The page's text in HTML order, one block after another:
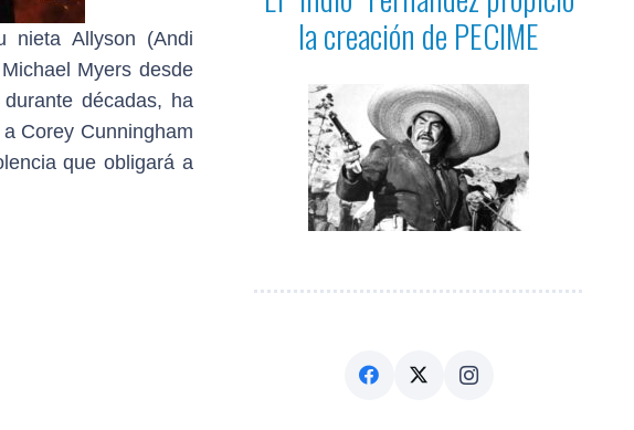
nieta Allyson (Andi
Myers desde
décadas, ha
Corey Cunningham
que obligará a
la creación de PECIME